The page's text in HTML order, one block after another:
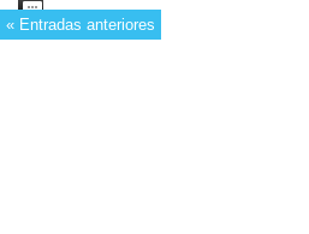
Comments Offon Cápsulas de café,
« Entradas anteriores